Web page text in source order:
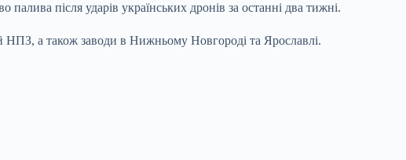
після ударів українських дронів за останні два тижні.
НПЗ, а також заводи в Нижньому Новгороді та Ярославлі.